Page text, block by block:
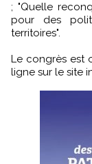
; "Quelle
pour des
territoires".
Le congrès est
ligne sur le site